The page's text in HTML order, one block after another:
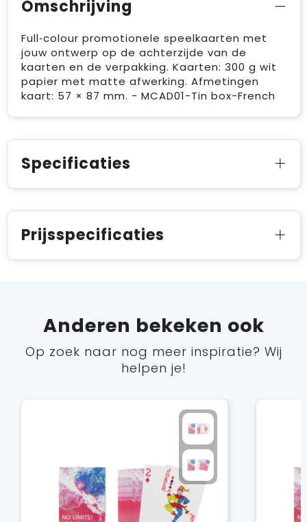
Omschrijving
Full‑colour promotionele speelkaarten met
jouw ontwerp op de achterzijde van de
kaarten en de verpakking. Kaarten: 300 g wit
papier met matte afwerking. Afmetingen
kaart: 57 × 87 mm. - MCAD01-Tin box-French
Specificaties
Prijsspecificaties
Anderen bekeken ook
Op zoek naar nog meer inspiratie? Wij
helpen je!